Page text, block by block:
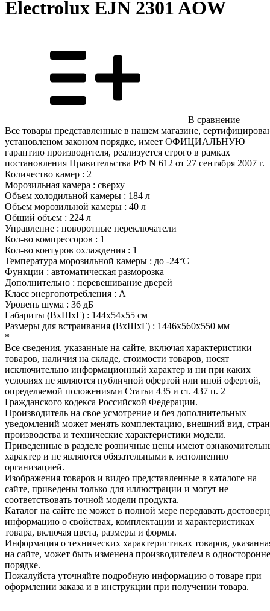
Electrolux EJN 2301 AOW
В сравнение
Все товары представленные в нашем магазине,
установленом законом порядке, имеет ОФИЦИАЛЬНУЮ
гарантию производителя, реализуется строго в рамках
постановления Правительства РФ N 612 от 27 сентября 2007 г.
Количество камер : 2
Морозильная камера : сверху
Объем холодильной камеры : 184 л
Объем морозильной камеры : 40 л
Общий объем : 224 л
Управление : поворотные переключатели
Кол-во компрессоров : 1
Кол-во контуров охлаждения : 1
Температура морозильной камеры : до -24°C
Функции : автоматическая разморозка
Дополнительно : перевешивание дверей
Класс энергопотребления : А
Уровень шума : 36 дБ
Габариты (ВхШхГ) : 144х54х55 см
Размеры для встраивания (ВхШхГ) : 1446х560х550 мм
*
Все сведения, указанные на сайте, включая характеристики
товаров, наличия на складе, стоимости товаров, носят
исключительно информационный характер и ни при каких
условиях не являются публичной офертой или иной офертой,
определяемой положениями Статьи 435 и ст. 437 п. 2
Гражданского кодекса Российской Федерации.
Производитель на свое усмотрение и без дополнительных
уведомлений может менять комплектацию, внешний вид,
производства и технические характеристики модели.
Приведенные в разделе розничные цены имеют
характер и не являются обязательными к исполнению
организацией.
Изображения товаров и видео представленные в каталоге на
сайте, приведены только для иллюстрации и могут не
соответствовать точной модели продукта.
Каталог на сайте не может в полной мере передавать
информацию о свойствах, комплектации и характеристиках
товара, включая цвета, размеры и формы.
Информация о технических характеристиках товаров,
на сайте, может быть изменена производителем в
порядке.
Пожалуйста уточняйте подробную информацию о товаре при
оформлении заказа и в инструкции при получении товара.